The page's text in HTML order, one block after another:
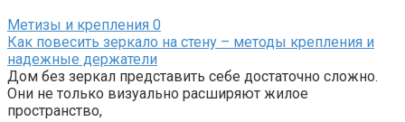
Метизы и крепления 0
Как повесить зеркало на стену – методы крепления и
надежные держатели
Дом без зеркал представить себе достаточно сложно.
Они не только визуально расширяют жилое
пространство,